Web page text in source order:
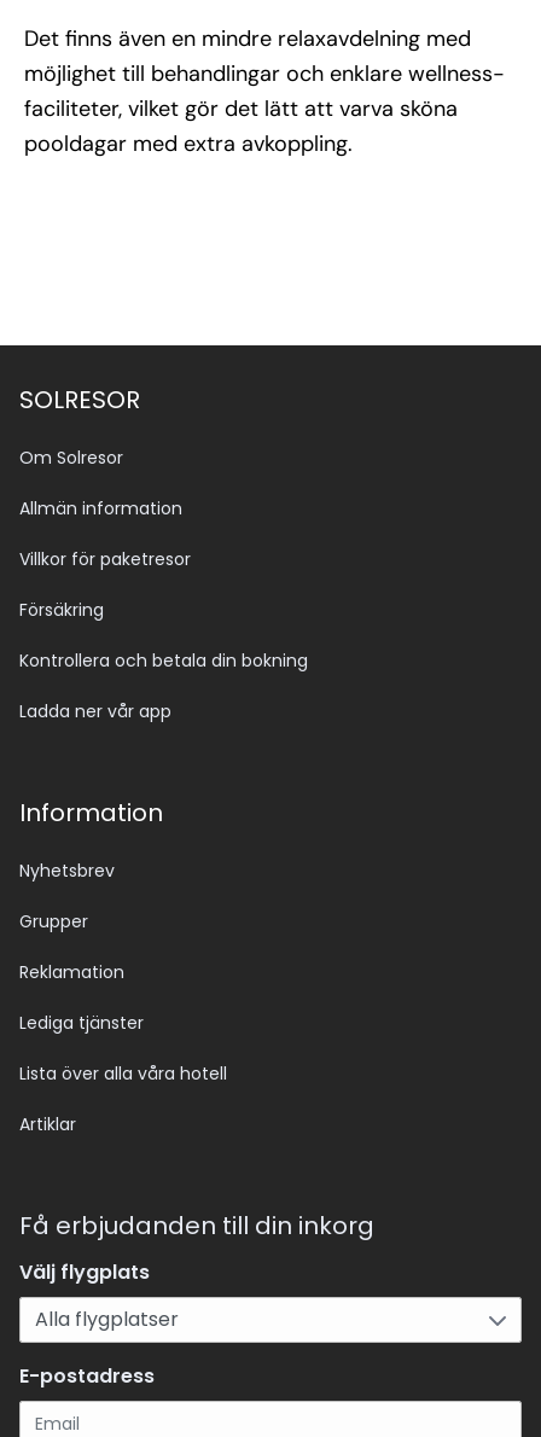
Det finns även en mindre relaxavdelning med
möjlighet till behandlingar och enklare wellness-
faciliteter, vilket gör det lätt att varva sköna
pooldagar med extra avkoppling.
SOLRESOR
Om Solresor
Allmän information
Villkor för paketresor
Försäkring
Kontrollera och betala din bokning
Ladda ner vår app
Information
Nyhetsbrev
Grupper
Reklamation
Lediga tjänster
Lista över alla våra hotell
Artiklar
Få erbjudanden till din inkorg
Välj flygplats
E-postadress